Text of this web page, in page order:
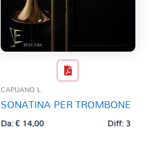
CAPUANO L.
SONATINA PER TROMBONE
Da:€14,00 Diff: 3